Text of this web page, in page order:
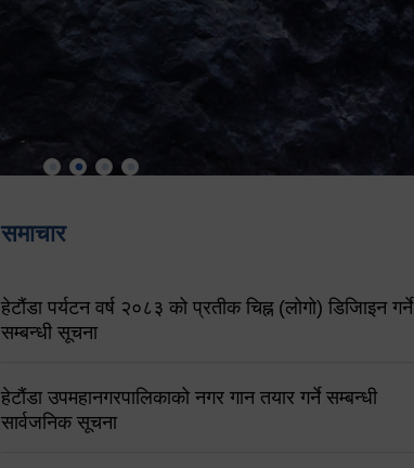
समाचार
हेटौंडा पर्यटन वर्ष २०८३ को प्रतीक चिह्न (लोगो) डिजिाइन गर्ने
सम्बन्धी सूचना
हेटौंडा उपमहानगरपालिकाको नगर गान तयार गर्ने सम्बन्धी
सार्वजनिक सूचना